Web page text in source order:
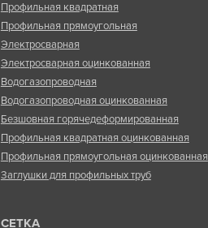
Профильная квадратная
Профильная прямоугольная
Электросварная
Электросварная оцинкованная
Водогазопроводная
Водогазопроводная оцинкованная
Безшовная горячедеформированная
Профильная квадратная оцинкованная
Профильная прямоугольная оцинкованная
Заглушки для профильных труб
СЕТКА